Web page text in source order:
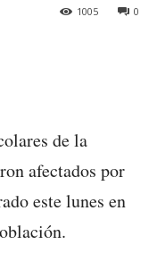
0
1005
de la
afectados por
este lunes en